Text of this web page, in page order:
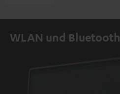
WLAN und Bluetooth